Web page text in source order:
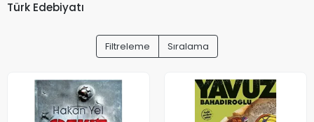
Türk Edebiyatı
Filtreleme Sıralama